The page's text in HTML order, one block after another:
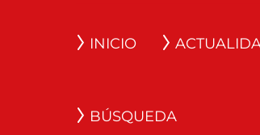
INICIO
BÚSQUEDA